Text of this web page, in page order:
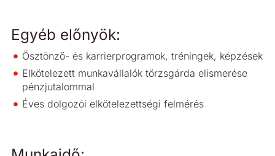
Egyéb előnyök:
Ösztönző- és karrierprogramok, tréningek, képzések
Elkötelezett munkavállalók törzsgárda elismerése
pénzjutalommal
Éves dolgozói elkötelezettségi felmérés